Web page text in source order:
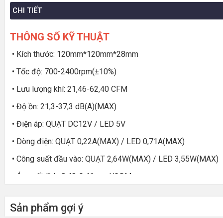
CHI TIẾT
THÔNG SỐ KỸ THUẬT
• Kích thước: 120mm*120mm*28mm
• Tốc độ: 700-2400rpm(±10%)
• Lưu lượng khí: 21,46-62,40 CFM
• Độ ồn: 21,3-37,3 dB(A)(MAX)
• Điện áp: QUẠT DC12V / LED 5V
• Dòng điện: QUẠT 0,22A(MAX) / LED 0,71A(MAX)
• Công suất đầu vào: QUẠT 2,64W(MAX) / LED 3,55W(MAX)
• Áp suất tĩnh: 0,49-2,46 mmH2OM
• Đầu nối: PWM 4PIN ARGB 3PIN
Sản phẩm gợi ý